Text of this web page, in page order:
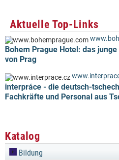
Aktuelle Top-Links
Bohem Prague Hotel: das
von Prag
interpráce - die deutsch-
Fachkräfte und Personal aus
Katalog
Bildung